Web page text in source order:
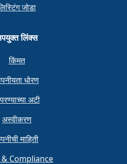
जोडा
लिंक्स
किंमत
धोरण
अटी
अस्वीकरण
माहिती
Compliance